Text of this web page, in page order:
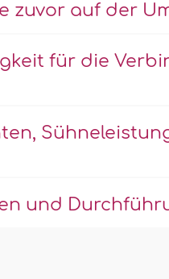
zuvor auf der
für die
und